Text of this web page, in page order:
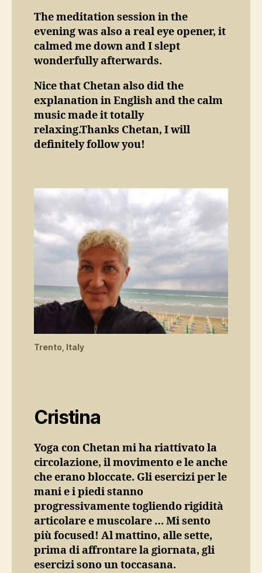
The meditation session in the
evening was also a real eye opener, it
calmed me down and I slept
wonderfully afterwards.
Nice that Chetan also did the
explanation in English and the calm
music made it totally
relaxing.Thanks Chetan, I will
definitely follow you!
Trento, Italy
Cristina
Yoga con Chetan mi ha riattivato la
circolazione, il movimento e le anche
che erano bloccate. Gli esercizi per le
mani e i piedi stanno
progressivamente togliendo rigidità
articolare e muscolare … Mi sento
più focused! Al mattino, alle sette,
prima di affrontare la giornata, gli
esercizi sono un toccasana.